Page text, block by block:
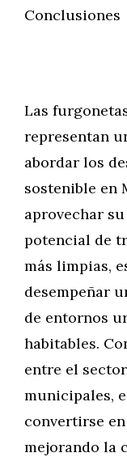
Conclusiones
Las
representan
abordar los
sostenible en
aprovechar
potencial de
más limpias,
desempeñar
de entornos
habitables.
entre el
municipales,
convertirse
mejorando la